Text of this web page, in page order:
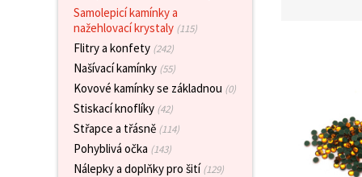
Samolepicí kamínky a
nažehlovací krystaly (115)
Flitry a konfety (242)
Našívací kamínky (55)
Kovové kamínky se základnou (0)
Stiskací knoflíky (42)
Střapce a třásně (114)
Pohyblivá očka (143)
Nálepky a doplňky pro šití(129)